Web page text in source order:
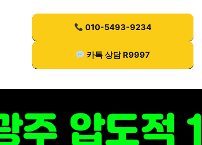
010-5493-9234
카톡 상담 R9997